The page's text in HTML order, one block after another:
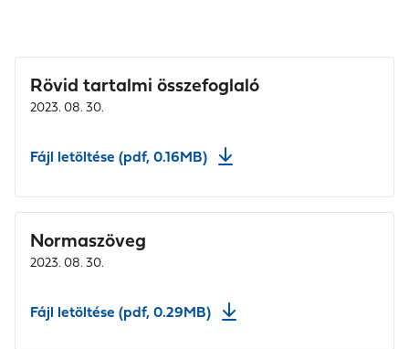
Rövid tartalmi összefoglaló
2023. 08. 30.
Fájl letöltése (pdf, 0.16MB)
Normaszöveg
2023. 08. 30.
Fájl letöltése (pdf, 0.29MB)